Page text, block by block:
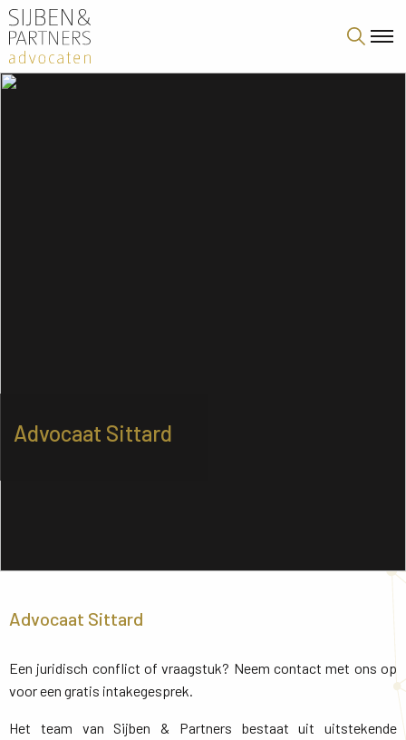
Advocaat Sittard
Advocaat Sittard
Een juridisch conflict of vraagstuk? Neem contact met ons op
voor een gratis intakegesprek.
Het team van Sijben & Partners bestaat uit uitstekende